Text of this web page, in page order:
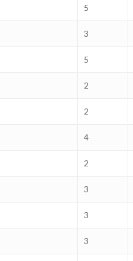
5
3
5
2
2
4
2
3
3
3